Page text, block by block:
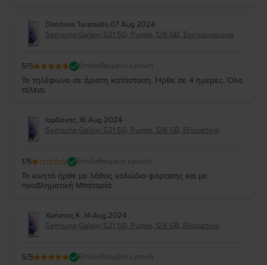
Dimitrios Taratsidis,07 Aug 2024
Samsung Galaxy S21 5G, Purple, 128 GB, Σαν καινούργιο
5/5 Επαληθευμένη κριτική
Το τηλέφωνο σε άριστη κατάσταση. Ήρθε σε 4 ημερες. Όλα
τέλεια.
Ιορδάνης ,16 Aug 2024
Samsung Galaxy S21 5G, Purple, 128 GB, Εξαιρετικό
1/5 Επαληθευμένη κριτική
Το κινητό ήρθε με λάθος καλώδιο φόρτισης και με
προβληματική Μπαταρία
Χρήστος K.,14 Aug 2024
Samsung Galaxy S21 5G, Purple, 128 GB, Εξαιρετικό
5/5 Επαληθευμένη κριτική